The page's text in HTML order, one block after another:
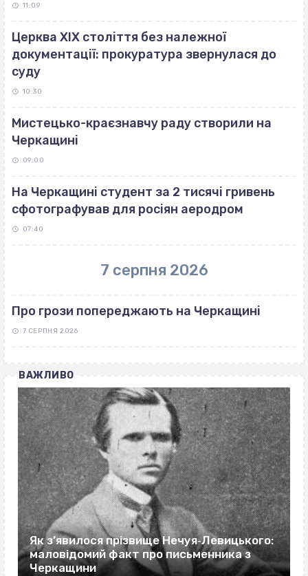
11:09
Церква ХІХ століття без належної
документації: прокуратура звернулася до
суду
10:30
Мистецько-краєзнавчу раду створили на
Черкащині
09:00
На Черкащині студент за 2 тисячі гривень
сфотографував для росіян аеродром
07:40
7 серпня 2026
Про грози попереджають на Черкащині
7 СЕРПНЯ 2026
ВАЖЛИВО
Як з’явилося прізвище Нечуя‐Левицького:
маловідомий факт про письменника з
Черкащини